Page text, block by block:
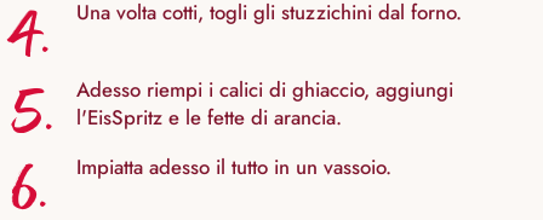
4. Una volta cotti, togli gli stuzzichini dal forno.
5.
Adesso riempi i calici di ghiaccio, aggiungi
l'EisSpritz e le fette di arancia.
6. Impiatta adesso il tutto in un vassoio.